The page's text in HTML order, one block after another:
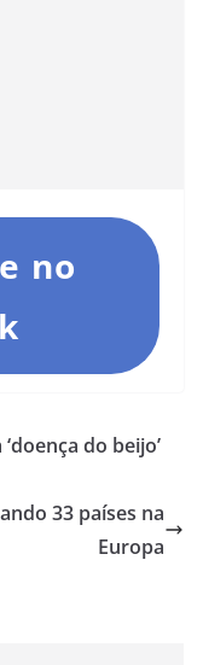
no
do beijo’
33 países na
Europa